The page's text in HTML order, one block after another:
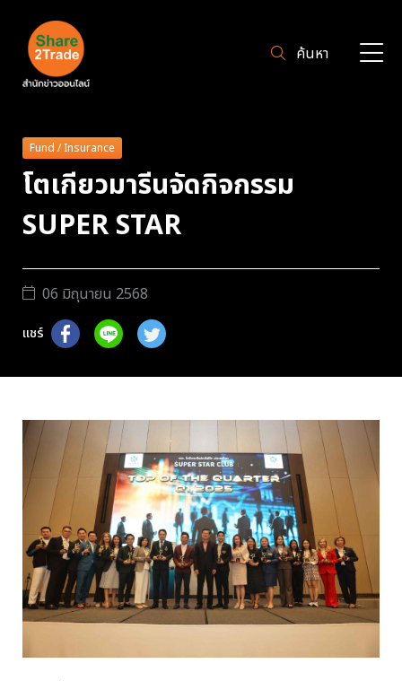
ค้นหา
Fund / Insurance
โตเกียวมารีนจัดกิจกรรม
SUPER STAR
06 มิถุนายน 2568
แชร์